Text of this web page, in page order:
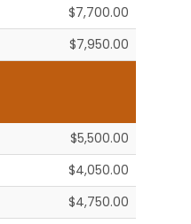
$7,700.00
$7,950.00
$5,500.00
$4,050.00
$4,750.00